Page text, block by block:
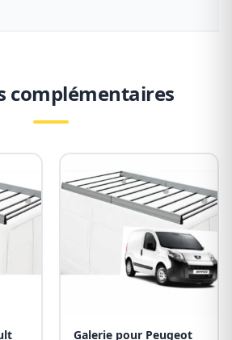
complémentaires
Galerie pour Peugeot